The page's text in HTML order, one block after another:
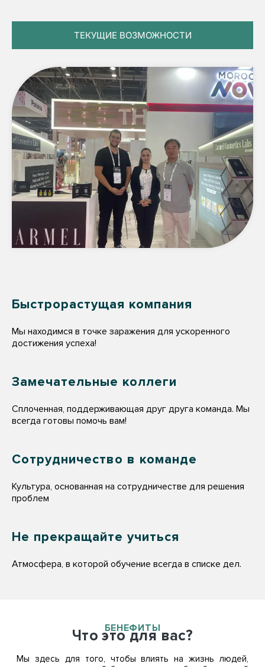
ТЕКУЩИЕ ВОЗМОЖНОСТИ
Быстрорастущая компания
Мы находимся в точке заражения для ускоренного
достижения успеха!
Замечательные коллеги
Сплоченная, поддерживающая друг друга команда. Мы
всегда готовы помочь вам!
Сотрудничество в команде
Культура, основанная на сотрудничестве для решения
проблем
Не прекращайте учиться
Атмосфера, в которой обучение всегда в списке дел.
БЕНЕФИТЫ
Что это для вас?
Мы здесь для того, чтобы влиять на жизнь людей,